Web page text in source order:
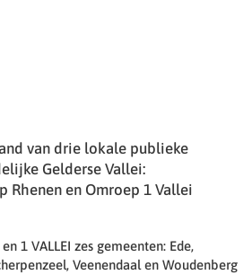
van drie lokale publieke
Gelderse Vallei:
Rhenen en Omroep 1 Vallei
1 VALLEI zes gemeenten: Ede,
Veenendaal en Woudenberg